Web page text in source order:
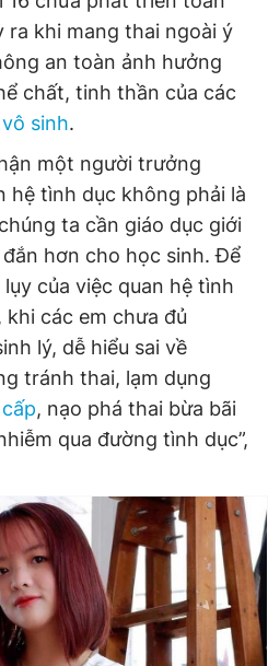
ra khi mang thai ngoài ý
an toàn ảnh hưởng
chất, tinh thần của các
vô sinh.
một người trưởng
hệ tình dục không phải là
ta cần giáo dục giới
hơn cho học sinh. Để
của việc quan hệ tình
các em chưa đủ
lý, dễ hiểu sai về
tránh thai, lạm dụng
, nạo phá thai bừa bãi
qua đường tình dục”,